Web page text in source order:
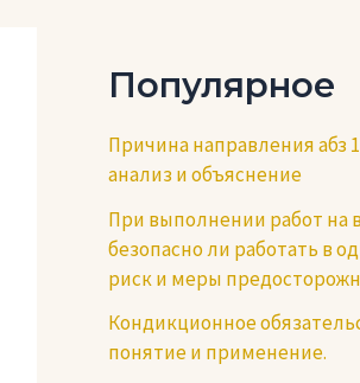
Популярное
Причина направления абз 1
анализ и объяснение
При выполнении работ на
безопасно ли работать в
риск и меры
Кондикционное
понятие и применение.